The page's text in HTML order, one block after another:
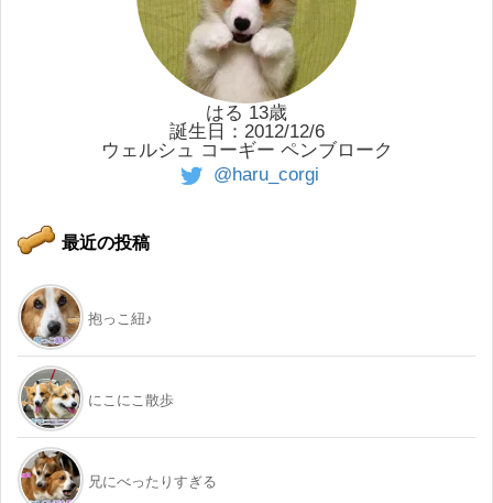
はる 13歳
誕生日：2012/12/6
ウェルシュ コーギー ペンブローク
@haru_corgi
最近の投稿
抱っこ紐♪
にこにこ散歩
兄にべったりすぎる